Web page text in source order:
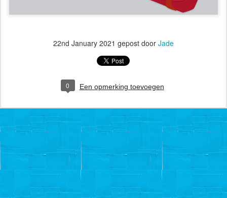
22nd January 2021 gepost door Jade
0 Een opmerking toevoegen